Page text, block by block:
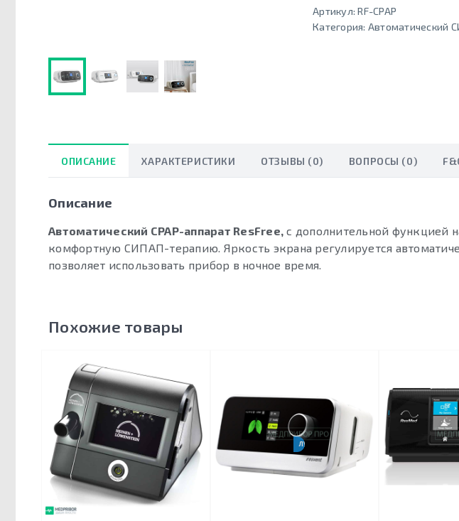
Артикул:RF-CPAP
Категория: Автоматический
ОПИСАНИЕ ХАРАКТЕРИСТИКИ ОТЗЫВЫ (0) ВОПРОСЫ (0)
Описание
Автоматический CPAP-аппарат ResFree, с дополнительной функцией
комфортную СИПАП-терапию. Яркость экрана регулируется
позволяет использовать прибор в ночное время.
Похожие товары
ЛУЧШИЙ ВЫБОР